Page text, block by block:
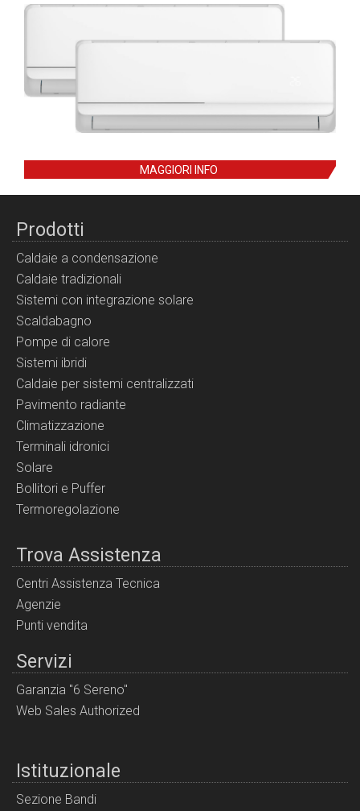
MAGGIORI INFO
Prodotti
Caldaie a condensazione
Caldaie tradizionali
Sistemi con integrazione solare
Scaldabagno
Pompe di calore
Sistemi ibridi
Caldaie per sistemi centralizzati
Pavimento radiante
Climatizzazione
Terminali idronici
Solare
Bollitori e Puffer
Termoregolazione
Trova Assistenza
Centri Assistenza Tecnica
Agenzie
Punti vendita
Servizi
Garanzia "6 Sereno"
Web Sales Authorized
Istituzionale
Sezione Bandi